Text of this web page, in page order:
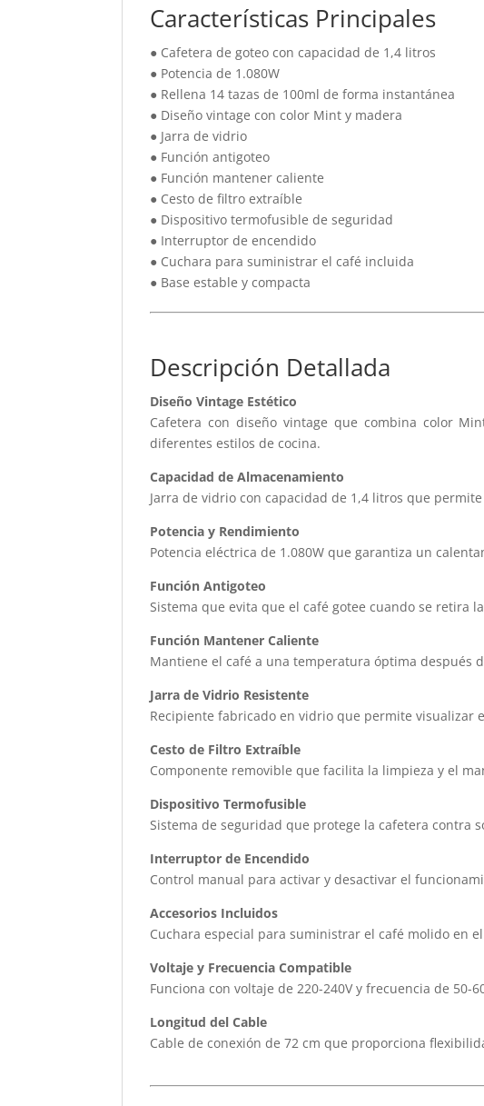
Características Principales
● Cafetera de goteo con capacidad de 1,4 litros
● Potencia de 1.080W
● Rellena 14 tazas de 100ml de forma instantánea
● Diseño vintage con color Mint y madera
● Jarra de vidrio
● Función antigoteo
● Función mantener caliente
● Cesto de filtro extraíble
● Dispositivo termofusible de seguridad
● Interruptor de encendido
● Cuchara para suministrar el café incluida
● Base estable y compacta
Descripción Detallada
Diseño Vintage Estético
Cafetera con diseño vintage que combina color
diferentes estilos de cocina.
Capacidad de Almacenamiento
Jarra de vidrio con capacidad de 1,4 litros que
Potencia y Rendimiento
Potencia eléctrica de 1.080W que garantiza un
Función Antigoteo
Sistema que evita que el café gotee cuando se
Función Mantener Caliente
Mantiene el café a una temperatura óptima
Jarra de Vidrio Resistente
Recipiente fabricado en vidrio que permite visualizar
Cesto de Filtro Extraíble
Componente removible que facilita la limpieza y el
Dispositivo Termofusible
Sistema de seguridad que protege la cafetera contra
Interruptor de Encendido
Control manual para activar y desactivar el
Accesorios Incluidos
Cuchara especial para suministrar el café molido en
Voltaje y Frecuencia Compatible
Funciona con voltaje de 220-240V y frecuencia de
Longitud del Cable
Cable de conexión de 72 cm que proporciona